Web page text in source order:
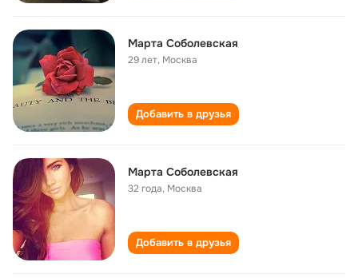
Марта Соболевская
29 лет, Москва
Добавить в друзья
Марта Соболевская
32 года, Москва
Добавить в друзья